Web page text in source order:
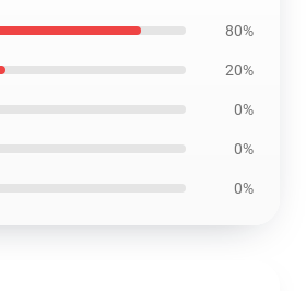
80%
20%
0%
0%
0%